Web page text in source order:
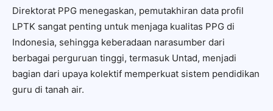
Direktorat PPG menegaskan, pemutakhiran data profil
LPTK sangat penting untuk menjaga kualitas PPG di
Indonesia, sehingga keberadaan narasumber dari
berbagai perguruan tinggi, termasuk Untad, menjadi
bagian dari upaya kolektif memperkuat sistem pendidikan
guru di tanah air.